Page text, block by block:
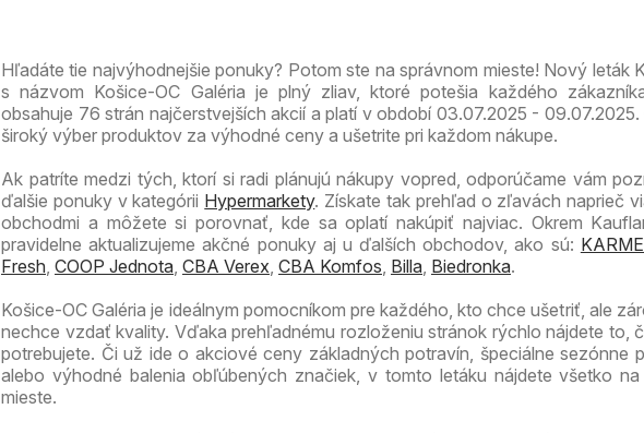
Hľadáte tie najvýhodnejšie ponuky? Potom ste na správnom mieste! Nový leták
s názvom Košice-OC Galéria je plný zliav, ktoré potešia každého
obsahuje 76 strán najčerstvejších akcií a platí v období 03.07.2025 - 09.07.2025.
široký výber produktov za výhodné ceny a ušetrite pri každom nákupe.
Ak patríte medzi tých, ktorí si radi plánujú nákupy vopred, odporúčame vám
ďalšie ponuky v kategórii Hypermarkety. Získate tak prehľad o zľavách naprieč
obchodmi a môžete si porovnať, kde sa oplatí nakúpiť najviac. Okrem
pravidelne aktualizujeme akčné ponuky aj u ďalších obchodov, ako sú:
Fresh, COOP Jednota, CBA Verex, CBA Komfos, Billa, Biedronka.
Košice-OC Galéria je ideálnym pomocníkom pre každého, kto chce ušetriť, ale
nechce vzdať kvality. Vďaka prehľadnému rozloženiu stránok rýchlo nájdete to,
potrebujete. Či už ide o akciové ceny základných potravín, špeciálne sezónne
alebo výhodné balenia obľúbených značiek, v tomto letáku nájdete všetko na
mieste.